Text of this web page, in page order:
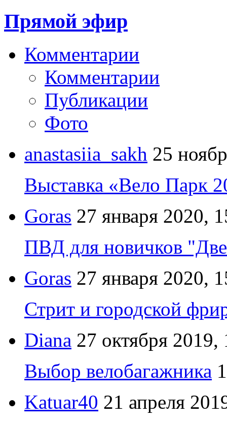
Прямой эфир
Комментарии
Комментарии
Публикации
Фото
anastasiia_sakh 25
Выставка «Вело Парк
Goras 27 января 2020,
ПВД для новичков
Goras 27 января 2020,
Стрит и городской
Diana 27 октября 2019,
Выбор велобагажника
Katuar40 21 апреля